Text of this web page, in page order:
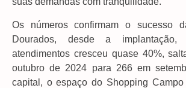
Os números confirmam o sucesso
Dourados, desde a
atendimentos cresceu quase 40%,
outubro de 2024 para 266 em
capital, o espaço do Shopping Campo